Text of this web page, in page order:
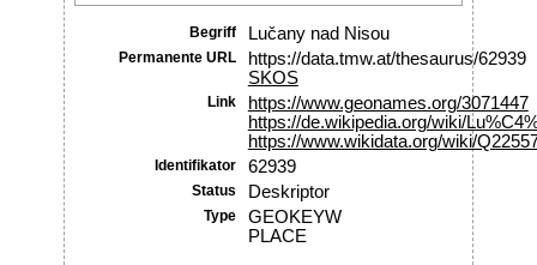
Begriff Lučany nad Nisou
Permanente URL
https://data.tmw.at/thesaurus/62939
SKOS
Link
https://www.geonames.org/3071447
https://de.wikipedia.org/wiki/
https://www.wikidata.org/wiki/
Identifikator 62939
Status Deskriptor
Type
GEOKEYW
PLACE